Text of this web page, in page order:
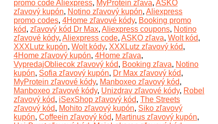
promo code Aliexpress, MyProtein zľava, ASKO
zľavový kupón, Notino zľavový kupón, Aliexpress
promo codes, 4Home zľavové kódy, Booking promo
kód, zľavový kód Dr Max, Aliexpress coupons, Notino
zľavové kódy, Aliexpress code, ASKO zľava, Wolt kód,
XXXLutz kupón, Wolt kódy, XXXLutz zľavový kód,
4Home zľavový kupón, 4Home zľava,
VypredajObliecok zľavový kód, Booking zľava, Notino
kupón, Sofia zľavový kupón, Dr Max zľavový kód,
MyProtein zľavové kódy, Manboxeo zľavový kód,
Manboxeo zľavové kódy, Unizdrav zľavové kódy, Robel
zľavový kód, iSexShop zľavový kód, The Streets
zľavový kód, Mohito zľavový kupón, Siko zľavový
kupón, Coffeein zľavový kód, Martinus zľavový kupón,